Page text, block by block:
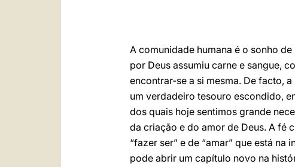
A comunidade humana é o sonho
por Deus assumiu carne e sangue,
encontrar-se a si mesma. De facto,
um verdadeiro tesouro escondido,
dos quais hoje sentimos grande
da criação e do amor de Deus. A fé
“fazer ser” e de “amar” que está
pode abrir um capítulo novo na